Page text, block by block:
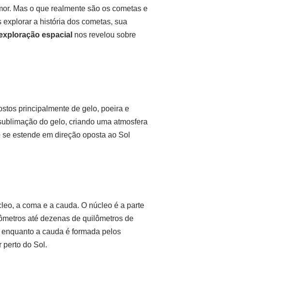
Mas o que realmente são os cometas e
explorar a história dos cometas, sua
espacial nos revelou sobre
principalmente de gelo, poeira e
do gelo, criando uma atmosfera
estende em direção oposta ao Sol
a coma e a cauda. O núcleo é a parte
até dezenas de quilômetros de
a cauda é formada pelos
perto do Sol.